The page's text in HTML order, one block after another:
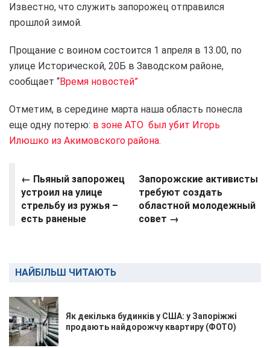
Известно, что служить запорожец отправился
прошлой зимой.
Прощание с воином состоится 1 апреля в 13.00, по
улице Исторической, 20Б в Заводском районе,
сообщает “Время новостей”
Отметим, в середине марта наша область понесла
еще одну потерю: в зоне АТО был убит Игорь
Илюшко из Акимовского района.
← Пьяный запорожец
устроил на улице
стрельбу из ружья –
есть раненые
Запорожские активисты
требуют создать
областной молодежный
совет →
НАЙБІЛЬШ ЧИТАЮТЬ
Як декілька будинків у США: у Запоріжжі
продають найдорожчу квартиру (ФОТО)